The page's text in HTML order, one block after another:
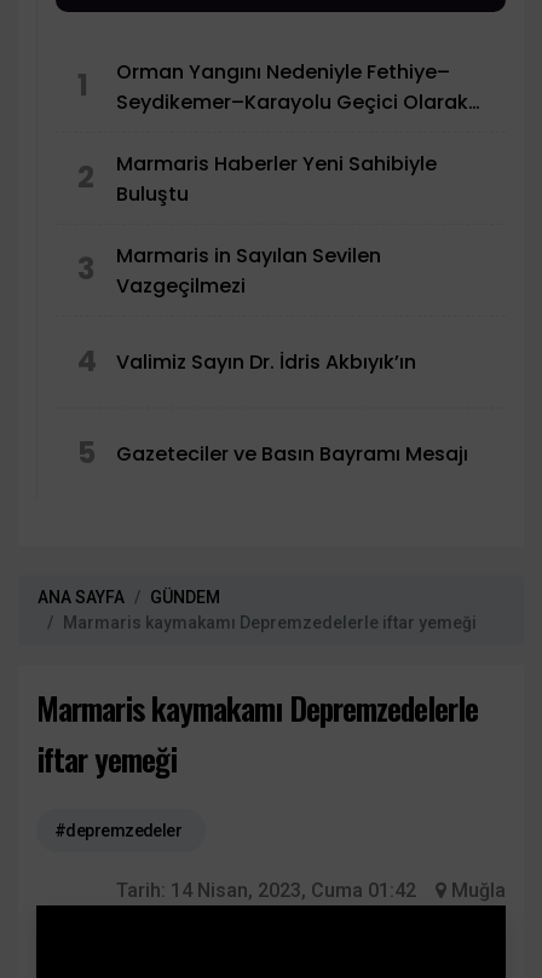
1
Orman Yangını Nedeniyle Fethiye–
Seydikemer–Karayolu Geçici Olarak
2
Marmaris Haberler Yeni Sahibiyle
Buluştu
3
Marmaris in Sayılan Sevilen
Vazgeçilmezi
4 Valimiz Sayın Dr. İdris Akbıyık’ın
5 Gazeteciler ve Basın Bayramı Mesajı
ANA SAYFA
GÜNDEM
Marmaris kaymakamı Depremzedelerle iftar yemeği
Marmaris kaymakamı Depremzedelerle
iftar yemeği
#depremzedeler
Tarih: 14 Nisan, 2023, Cuma 01:42 Muğla